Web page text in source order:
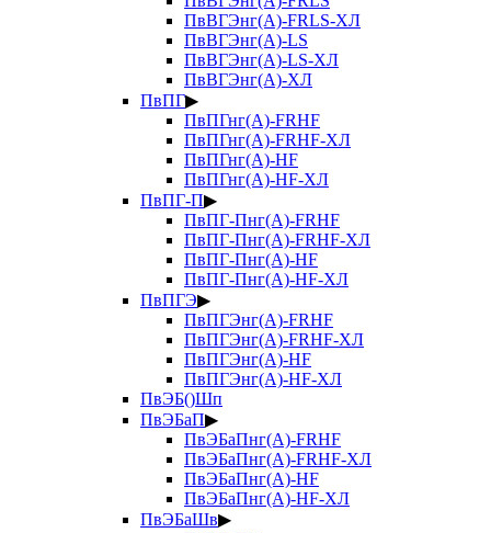
ПвВГЭнг(А)-FRLS-ХЛ
ПвВГЭнг(А)-LS
ПвВГЭнг(А)-LS-ХЛ
ПвВГЭнг(А)-ХЛ
ПвПГ▶
ПвПГнг(А)-FRHF
ПвПГнг(А)-FRHF-ХЛ
ПвПГнг(А)-HF
ПвПГнг(А)-HF-ХЛ
ПвПГ-П▶
ПвПГ-Пнг(А)-FRHF
ПвПГ-Пнг(А)-FRHF-ХЛ
ПвПГ-Пнг(А)-HF
ПвПГ-Пнг(А)-HF-ХЛ
ПвПГЭ▶
ПвПГЭнг(А)-FRHF
ПвПГЭнг(А)-FRHF-ХЛ
ПвПГЭнг(А)-HF
ПвПГЭнг(А)-HF-ХЛ
ПвЭБ()Шп
ПвЭБаП▶
ПвЭБаПнг(А)-FRHF
ПвЭБаПнг(А)-FRHF-ХЛ
ПвЭБаПнг(А)-HF
ПвЭБаПнг(А)-HF-ХЛ
ПвЭБаШв▶